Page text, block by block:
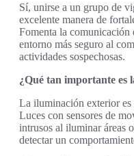
Sí, unirse a un grupo de
excelente manera de
Fomenta la comunicación
entorno más seguro al
actividades sospechosas.
¿Qué tan importante es
La iluminación exterior
Luces con sensores de
intrusos al iluminar áreas
detectar un